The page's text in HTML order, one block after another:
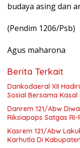
budaya asing dan
(Pendim 1206/Psb)
Agus maharona
Berita Terkait
Dankodaeral XII
Sosial Bersama Kasal
Danrem 121/Abw
Riksiapops Satgas
Kasrem 121/Abw
Karhutla Di